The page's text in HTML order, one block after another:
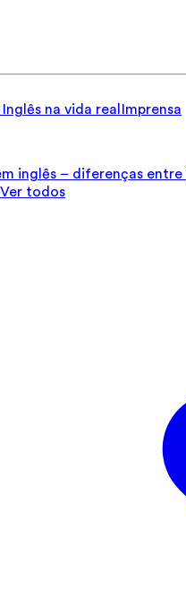
Inglês na vida real Imprensa
inglês – diferenças entre
Ver todos